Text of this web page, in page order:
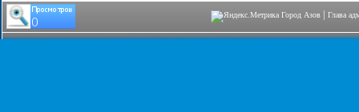
Город Азов | Глава